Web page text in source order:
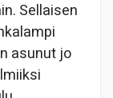
Sellaisen
asunut jo